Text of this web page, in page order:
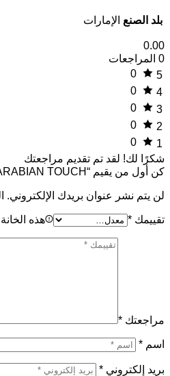
بلد الصنع الإمارات
0.00
0 المراجعات
5
0
4
0
3
0
2
0
1
0
شكرًا لك! لقد تم تقديم مراجعتك
كن أول من يقيم “VERDI BODY MIST ARABIAN TOUCH”
لن يتم نشر عنوان بريدك الإلكتروني.
تقييمك * هذه
مراجعتك *
اسم *
بريد إلكتروني *